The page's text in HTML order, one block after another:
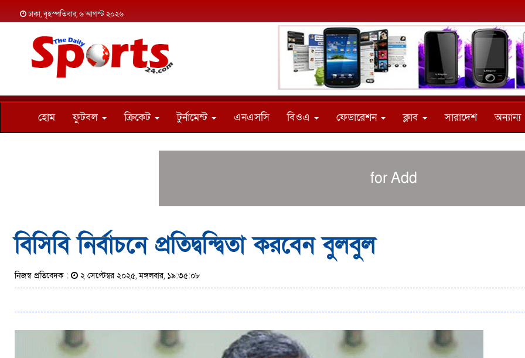
ঢাকা, বৃহস্পতিবার, ৬ আগস্ট ২০২৬
হোম ফুটবল ক্রিকেট টুর্নামেন্ট এনএসসি বিওএ ফেডারেশন ক্লাব সারাদেশ অন্যান্য
for Add
বিসিবি নির্বাচনে প্রতিদ্বন্দ্বিতা করবেন বুলবুল
নিজস্ব প্রতিবেদক : ২ সেপ্টেম্বর ২০২৫, মঙ্গলবার, ১৯:৩৫:০৮